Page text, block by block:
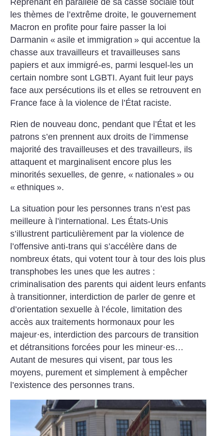
Reprenant en parallèle de sa casse sociale tout
les thèmes de l’extrême droite, le gouvernement
Macron en profite pour faire passer la loi
Darmanin « asile et immigration » qui accentue la
chasse aux travailleurs et travailleuses sans
papiers et aux immigré-es, parmi lesquel-les un
certain nombre sont LGBTI. Ayant fuit leur pays
face aux persécutions ils et elles se retrouvent en
France face à la violence de l’État raciste.
Rien de nouveau donc, pendant que l’État et les
patrons s’en prennent aux droits de l’immense
majorité des travailleuses et des travailleurs, ils
attaquent et marginalisent encore plus les
minorités sexuelles, de genre, « nationales » ou
« ethniques ».
La situation pour les personnes trans n’est pas
meilleure à l’international. Les États-Unis
s’illustrent particulièrement par la violence de
l’offensive anti-trans qui s’accélère dans de
nombreux états, qui votent tour à tour des lois plus
transphobes les unes que les autres :
criminalisation des parents qui aident leurs enfants
à transitionner, interdiction de parler de genre et
d’orientation sexuelle à l’école, limitation des
accès aux traitements hormonaux pour les
majeur·es, interdiction des parcours de transition
et détransitions forcées pour les mineur·es…
Autant de mesures qui visent, par tous les
moyens, purement et simplement à empêcher
l’existence des personnes trans.